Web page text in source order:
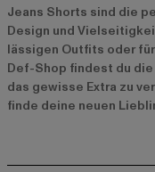
Jeans Shorts sind die
Design und
lässigen Outfits oder
Def-Shop findest du
das gewisse Extra zu
finde deine neuen